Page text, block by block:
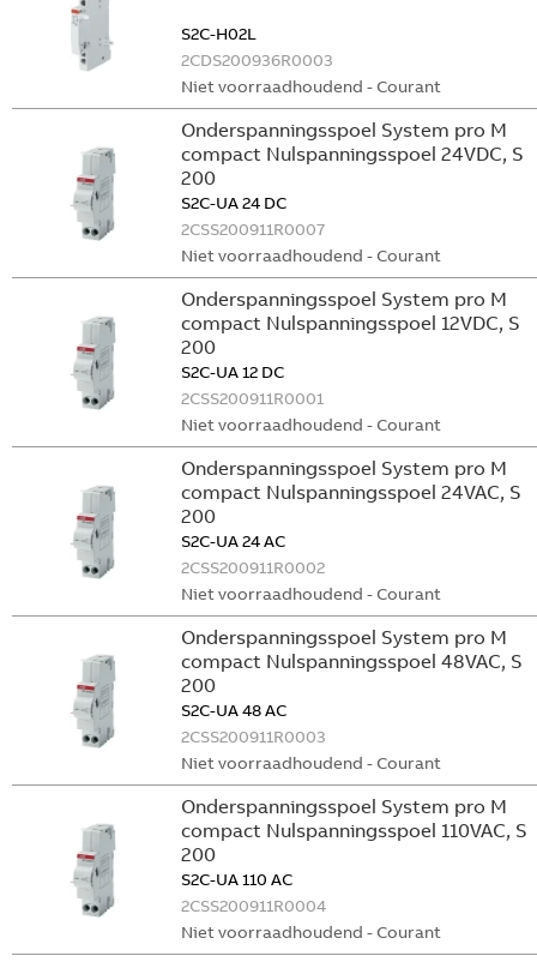
S2C-H02L
2CDS200936R0003
Niet voorraadhoudend - Courant
Onderspanningsspoel System pro M
compact Nulspanningsspoel 24VDC, S
200
S2C-UA 24 DC
2CSS200911R0007
Niet voorraadhoudend - Courant
Onderspanningsspoel System pro M
compact Nulspanningsspoel 12VDC, S
200
S2C-UA 12 DC
2CSS200911R0001
Niet voorraadhoudend - Courant
Onderspanningsspoel System pro M
compact Nulspanningsspoel 24VAC, S
200
S2C-UA 24 AC
2CSS200911R0002
Niet voorraadhoudend - Courant
Onderspanningsspoel System pro M
compact Nulspanningsspoel 48VAC, S
200
S2C-UA 48 AC
2CSS200911R0003
Niet voorraadhoudend - Courant
Onderspanningsspoel System pro M
compact Nulspanningsspoel 110VAC, S
200
S2C-UA 110 AC
2CSS200911R0004
Niet voorraadhoudend - Courant